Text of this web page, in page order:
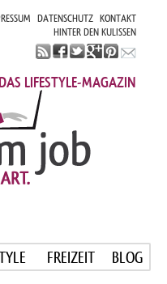
DATENSCHUTZ KONTAKT
HINTER DEN KULISSEN
DAS LIFESTYLE-MAGAZIN
FREIZEIT BLOG